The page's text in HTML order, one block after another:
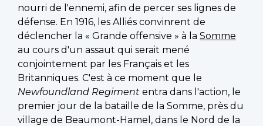
nourri de l'ennemi, afin de percer ses lignes de
défense. En 1916, les Alliés convinrent de
déclencher la « Grande offensive » à la Somme
au cours d'un assaut qui serait mené
conjointement par les Français et les
Britanniques. C'est à ce moment que le
Newfoundland Regiment entra dans l'action, le
premier jour de la bataille de la Somme, près du
village de Beaumont-Hamel, dans le Nord de la